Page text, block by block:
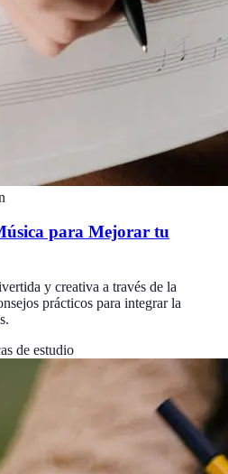
para Mejorar tu
y creativa a través de la
prácticos para integrar la
de estudio